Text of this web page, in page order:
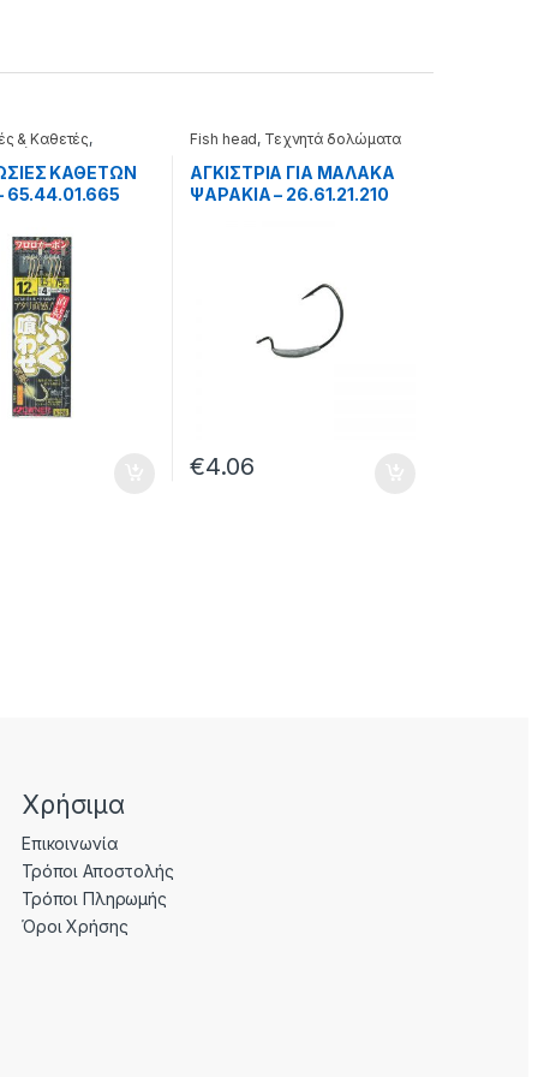
& Καθετές,
ΚΑΘΕΤΩΝ
65.44.01.665
Fish head, Τεχνητά δολώματα
ΑΓΚΙΣΤΡΙΑ ΓΙΑ ΜΑΛΑΚΑ
ΨΑΡΑΚΙΑ – 26.61.21.210
€4.06
Χρήσιμα
Επικοινωνία
Τρόποι Αποστολής
Τρόποι Πληρωμής
Όροι Χρήσης